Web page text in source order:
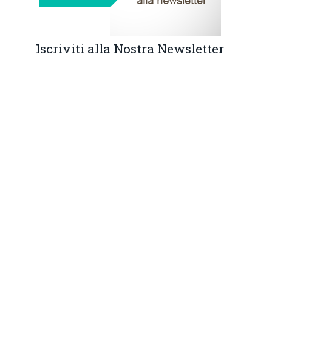
Iscriviti alla Nostra Newsletter